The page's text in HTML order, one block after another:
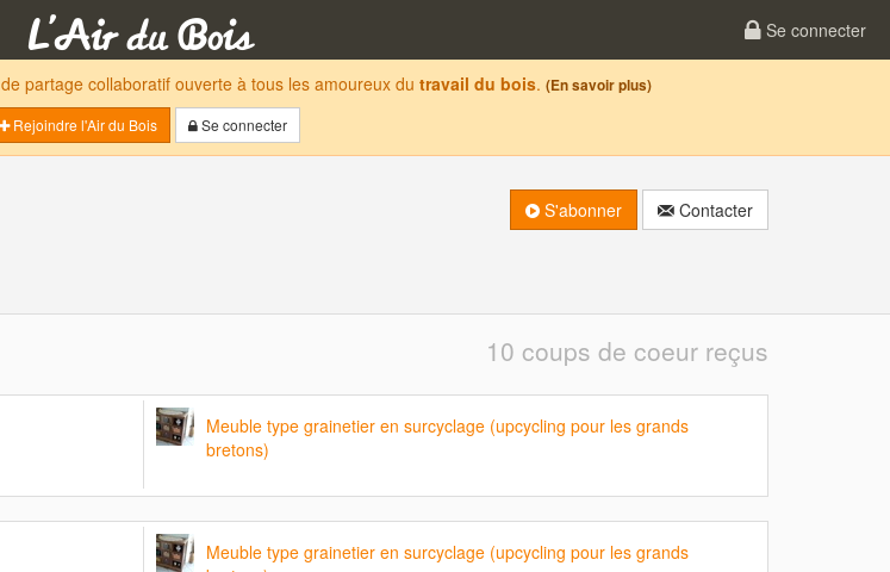
Se connecter
de partage collaboratif ouverte à tous les amoureux du travail du bois. (En savoir plus)
Rejoindre l'Air du Bois
Se connecter
S'abonner Contacter
10 coups de coeur reçus
Meuble type grainetier en surcyclage (upcycling pour les grands
bretons)
Meuble type grainetier en surcyclage (upcycling pour les grands